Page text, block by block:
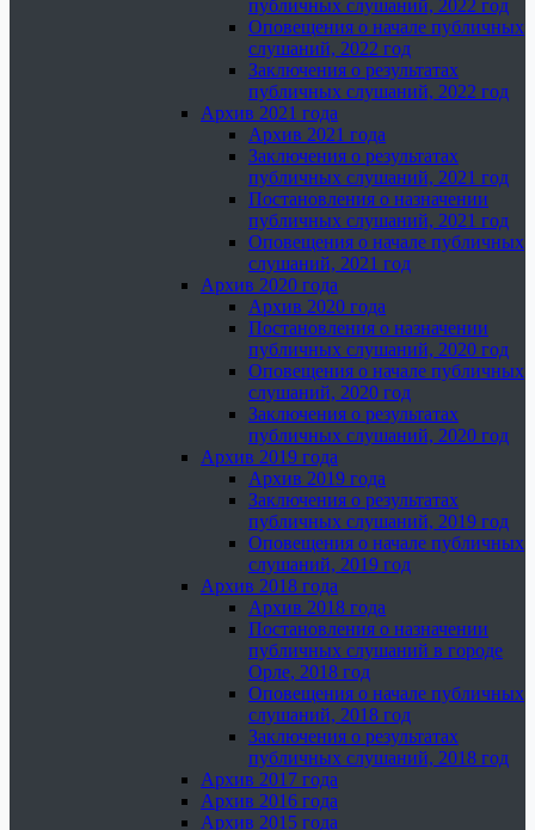
публичных слушаний, 2022 год
Оповещения о начале публичных
слушаний, 2022 год
Заключения о результатах
публичных слушаний, 2022 год
Архив 2021 года
Архив 2021 года
Заключения о результатах
публичных слушаний, 2021 год
Постановления о назначении
публичных слушаний, 2021 год
Оповещения о начале публичных
слушаний, 2021 год
Архив 2020 года
Архив 2020 года
Постановления о назначении
публичных слушаний, 2020 год
Оповещения о начале публичных
слушаний, 2020 год
Заключения о результатах
публичных слушаний, 2020 год
Архив 2019 года
Архив 2019 года
Заключения о результатах
публичных слушаний, 2019 год
Оповещения о начале публичных
слушаний, 2019 год
Архив 2018 года
Архив 2018 года
Постановления о назначении
публичных слушаний в городе
Орле, 2018 год
Оповещения о начале публичных
слушаний, 2018 год
Заключения о результатах
публичных слушаний, 2018 год
Архив 2017 года
Архив 2016 года
Архив 2015 года